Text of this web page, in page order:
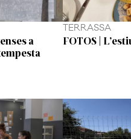
a
TERRASSA
FOTOS |